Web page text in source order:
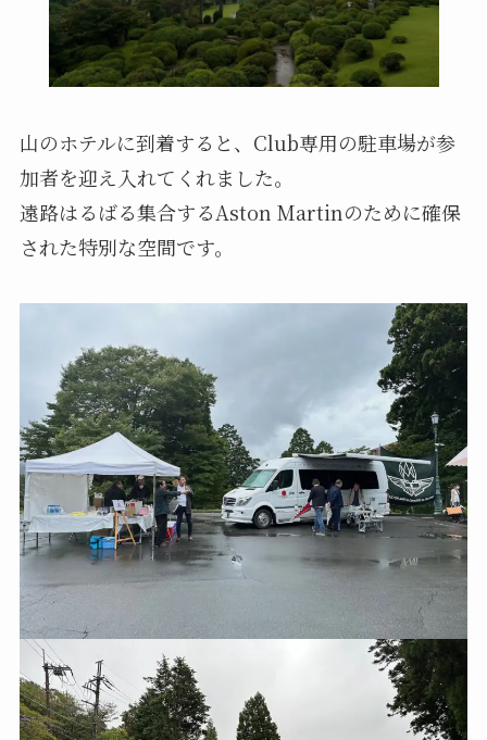
山のホテルに到着すると、Club専用の駐車場が参
加者を迎え入れてくれました。
遠路はるばる集合するAston Martinのために確保
された特別な空間です。